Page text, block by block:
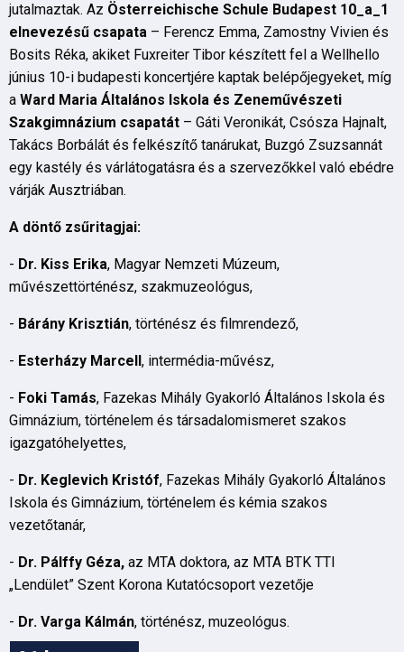
jutalmaztak. Az Österreichische Schule Budapest 10_a_1
elnevezésű csapata – Ferencz Emma, Zamostny Vivien és
Bosits Réka, akiket Fuxreiter Tibor készített fel a Wellhello
június 10-i budapesti koncertjére kaptak belépőjegyeket, míg
a Ward Maria Általános Iskola és Zeneművészeti
Szakgimnázium csapatát – Gáti Veronikát, Csósza Hajnalt,
Takács Borbálát és felkészítő tanárukat, Buzgó Zsuzsannát
egy kastély és várlátogatásra és a szervezőkkel való ebédre
várják Ausztriában.
A döntő zsűritagjai:
- Dr. Kiss Erika, Magyar Nemzeti Múzeum,
művészettörténész, szakmuzeológus,
- Bárány Krisztián, történész és filmrendező,
- Esterházy Marcell, intermédia-művész,
- Foki Tamás, Fazekas Mihály Gyakorló Általános Iskola és
Gimnázium, történelem és társadalomismeret szakos
igazgatóhelyettes,
- Dr. Keglevich Kristóf, Fazekas Mihály Gyakorló Általános
Iskola és Gimnázium, történelem és kémia szakos
vezetőtanár,
- Dr. Pálffy Géza, az MTA doktora, az MTA BTK TTI
„Lendület” Szent Korona Kutatócsoport vezetője
- Dr. Varga Kálmán, történész, muzeológus.